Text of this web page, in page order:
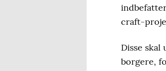
craft-
Disse
borgere,